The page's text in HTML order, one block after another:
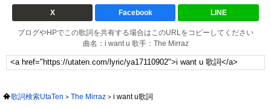
X Facebook LINE
ブログやHPでこの歌詞を共有する場合はこのURLをコピーしてください
曲名：i want u 歌手：The Mirraz
歌詞検索UtaTen The Mirraz i want u歌詞